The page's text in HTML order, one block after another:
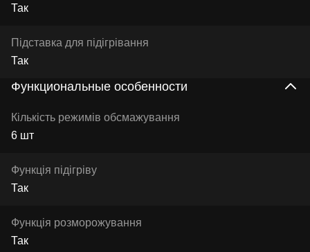
Так
Підставка для підігрівання
Так
Функциональные особенности
Кількість режимів обсмажування
6 шт
Функція підігріву
Так
Функція розморожування
Так